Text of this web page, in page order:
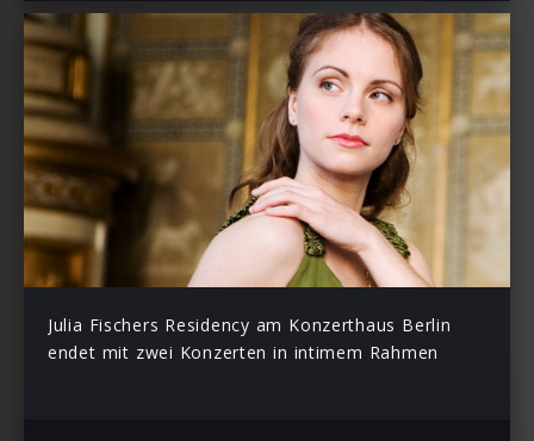
Julia Fischers Residency am Konzerthaus Berlin
endet mit zwei Konzerten in intimem Rahmen